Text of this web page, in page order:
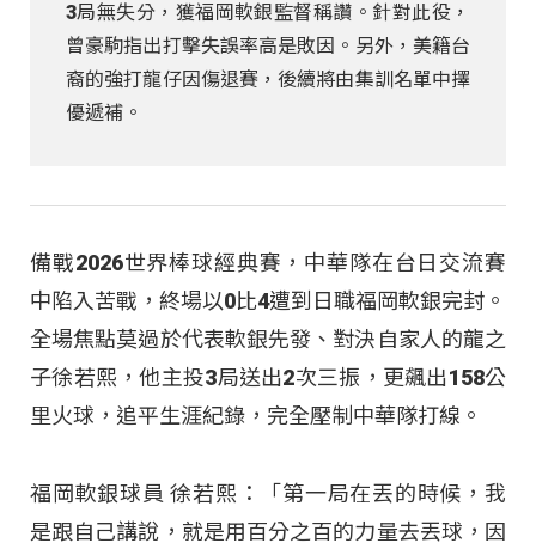
3局無失分，獲福岡軟銀監督稱讚。針對此役，
曾豪駒指出打擊失誤率高是敗因。另外，美籍台
裔的強打龍仔因傷退賽，後續將由集訓名單中擇
優遞補。
備戰2026世界棒球經典賽，中華隊在台日交流賽
中陷入苦戰，終場以0比4遭到日職福岡軟銀完封。
全場焦點莫過於代表軟銀先發、對決自家人的龍之
子徐若熙，他主投3局送出2次三振，更飆出158公
里火球，追平生涯紀錄，完全壓制中華隊打線。
福岡軟銀球員 徐若熙：「第一局在丟的時候，我
是跟自己講說，就是用百分之百的力量去丟球，因